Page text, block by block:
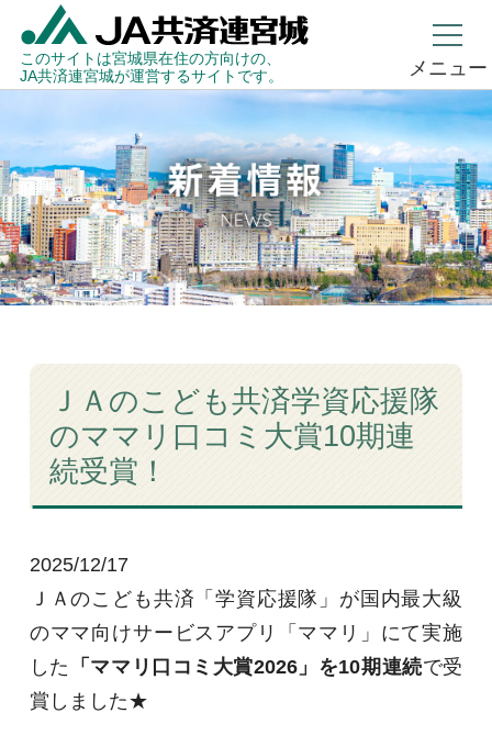
このサイトは宮城県在住の方向けの、
JA共済連宮城が運営するサイトです。
メニュー
ＪＡのこども共済学資応援隊
のママリ口コミ大賞10期連
続受賞！
2025/12/17
ＪＡのこども共済「学資応援隊」が国内最大級
のママ向けサービスアプリ「ママリ」にて実施
した
「ママリ口コミ大賞2026」を10期連続で受
賞しました★